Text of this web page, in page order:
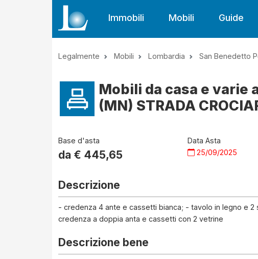
Immobili Mobili Guide
Legalmente Mobili Lombardia San Benedetto
Mobili da casa e varie
(MN) STRADA
Base d'asta
da € 445,65
Data Asta
25/09/2025
Descrizione
- credenza 4 ante e cassetti bianca; - tavolo in legno e 2
credenza a doppia anta e cassetti con 2 vetrine
Descrizione bene